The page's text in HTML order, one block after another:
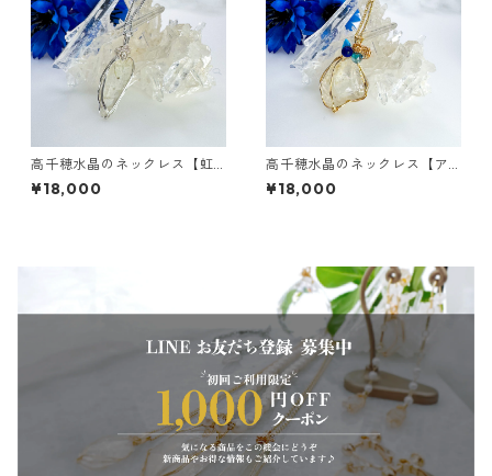
高千穂水晶のネックレス【虹
入り・裏面草入り水晶】
¥18,000
高千穂水晶のネックレス【ア
クアオーラ/ラピスラズリ/ター
コイズ】
¥18,000